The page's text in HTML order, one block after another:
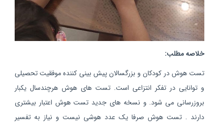
خلاصه مطلب:
تست هوش در کودکان و بزرگسالان پیش بینی کننده موفقیت تحصیلی
و توانایی در تفکر انتزاعی است. تست های هوش هرچندسال یکبار
بروزرسانی می شود. و نسخه های جدید تست هوش اعتبار بیشتری
دارند . تست هوش صرفا یک عدد هوشی نیست و نیاز به تفسیر